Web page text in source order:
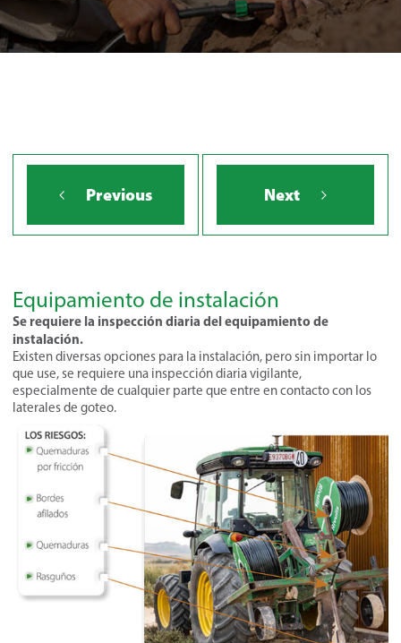
Previous Next
Equipamiento de instalación
Se requiere la inspección diaria del equipamiento de
instalación.
Existen diversas opciones para la instalación, pero sin importar lo
que use, se requiere una inspección diaria vigilante,
especialmente de cualquier parte que entre en contacto con los
laterales de goteo.